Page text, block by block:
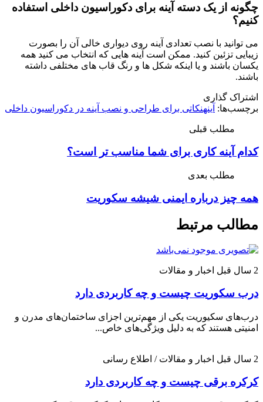
چگونه از یک دسته آینه برای دکوراسیون داخلی استفاده
کنیم؟
می توانید با نصب تعدادی آینه روی دیواری خالی آن را بصورت
زیبایی تزئین کنید. ممکن است آینه هایی که انتخاب می کنید همه
یکسان باشند و یا اینکه شکل ها و رنگ قاب های مختلفی داشته
باشند.
اشتراک گذاری
برچسب‌ها: آینهنکاتی برای طراحی و نصب آینه در دکوراسیون داخلی
مطلب قبلی
کدام آینه کاری برای شما مناسب تر است؟
مطلب بعدی
همه چیز درباره ایمنی شیشه سکوریت
مطالب مرتبط
2 سال قبل اخبار و مقالات
درب سکوریت چیست و چه کاربردی دارد
درب‌های سکیوریت یکی از مهم‌ترین اجزای ساختمان‌های مدرن و
امنیتی هستند که به دلیل ویژگی‌های خاص...
2 سال قبل اخبار و مقالات / اطلاع رسانی
کرکره برقی چیست و چه کاربردی دارد